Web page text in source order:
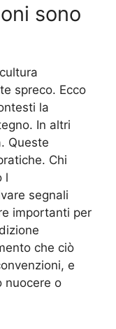
sono
spreco. Ecco
la
In altri
Queste
Chi
l
segnali
importanti per
che ciò
e
nuocere o